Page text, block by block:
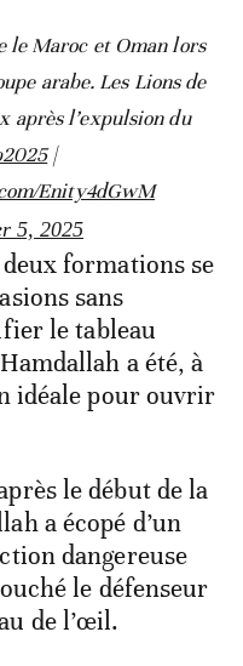
Maroc et Oman lors
arabe. Les Lions de
après l’expulsion du
|
Enity4dGwM
5, 2025
formations se
sans
le tableau
a été, à
idéale pour ouvrir
le début de la
a écopé d’un
dangereuse
le défenseur
de l’œil.